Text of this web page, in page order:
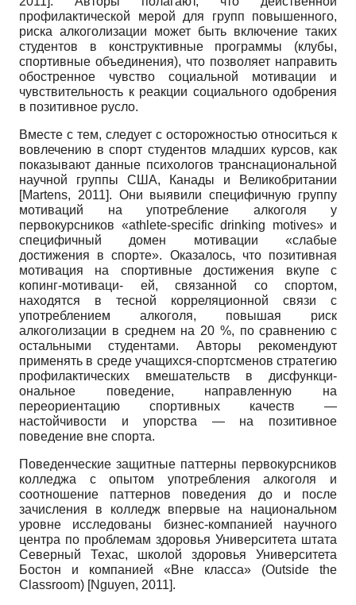
профилактической мерой для групп повышенного,
риска алкоголизации может быть включение таких
студентов в конструктивные программы (клубы,
спортивные объединения), что позволяет направить
обостренное чувство социальной мотивации и
чувствительность к реакции социального одобрения
в позитивное русло.
Вместе с тем, следует с осторожностью относиться к
вовлечению в спорт студентов младших курсов, как
показывают данные психологов транснациональной
научной группы США, Канады и Великобритании
[Martens, 2011]. Они выявили специфичную группу
мотиваций на употребление алкоголя у
первокурсников «athlete-specific drinking motives» и
специфичный домен мотивации «слабые
достижения в спорте». Оказалось, что позитивная
мотивация на спортивные достижения вкупе с
копинг-мотиваци- ей, связанной со спортом,
находятся в тесной корреляционной связи с
употреблением алкоголя, повышая риск
алкоголизации в среднем на 20 %, по сравнению с
остальными студентами. Авторы рекомендуют
применять в среде учащихся-спортсменов стратегию
профилактических вмешательств в дисфункци­
ональное поведение, направленную на
переориентацию спортивных качеств —
настойчивости и упорства — на позитивное
поведение вне спорта.
Поведенческие защитные паттерны первокурсников
колледжа с опытом употребления алкоголя и
соотношение пат­тернов поведения до и после
зачисления в колледж впервые на национальном
уровне исследованы бизнес-компанией научного
центра по проблемам здоровья Университета штата
Северный Техас, школой здоровья Университета
Бостон и компанией «Вне класса» (Outside the
Classroom) [Nguyen, 2011].